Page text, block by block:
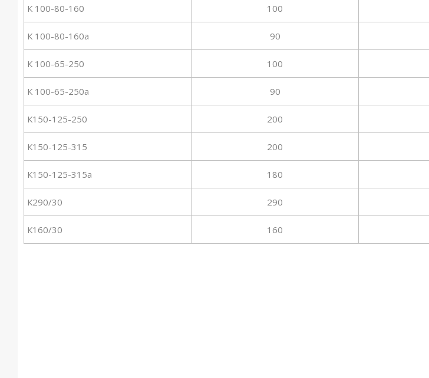
К 100-80-160 100
К 100-80-160а 90
К 100-65-250 100
К 100-65-250а 90
К150-125-250 200
К150-125-315 200
К150-125-315а 180
К290/30 290
К160/30 160